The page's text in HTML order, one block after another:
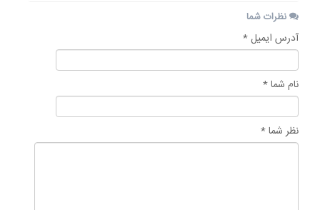
نظرات شما
آدرس ایمیل *
نام شما *
نظر شما *